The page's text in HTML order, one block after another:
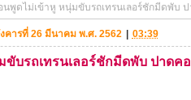
นพูดไม่เข้าหู หนุ่มขับรถเทรนเลอร์ชักมีดพับ
คารที่ 26 มีนาคม พ.ศ. 2562 03:39
ขับรถเทรนเลอร์ชักมีดพับ ปาดค